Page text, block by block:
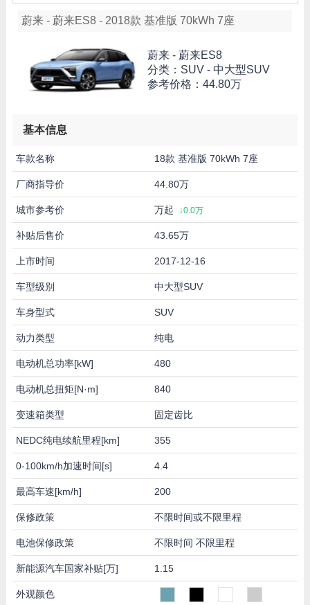
蔚来 - 蔚来ES8 - 2018款 基准版 70kWh 7座
蔚来 - 蔚来ES8
分类：SUV - 中大型SUV
参考价格： 44.80万
基本信息
车款名称 18款 基准版 70kWh 7座
厂商指导价 44.80万
城市参考价 万起 ↓0.0万
补贴后售价 43.65万
上市时间 2017-12-16
车型级别 中大型SUV
车身型式 SUV
动力类型 纯电
电动机总功率[kW] 480
电动机总扭矩[N·m] 840
变速箱类型 固定齿比
NEDC纯电续航里程[km] 355
0-100km/h加速时间[s] 4.4
最高车速[km/h] 200
保修政策 不限时间或不限里程
电池保修政策 不限时间 不限里程
新能源汽车国家补贴[万] 1.15
外观颜色